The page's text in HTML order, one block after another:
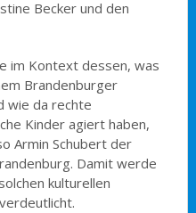
Becker und den
im Kontext dessen, was
Brandenburger
wie da rechte
Kinder agiert haben,
Armin Schubert der
Damit werde
kulturellen